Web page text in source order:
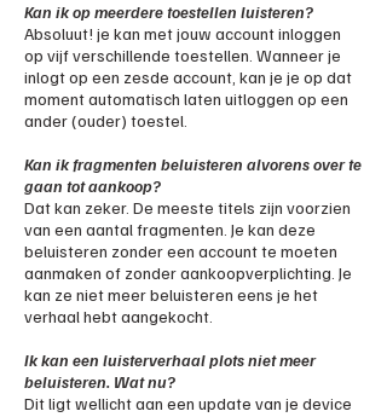
Kan ik op meerdere toestellen luisteren?
Absoluut! je kan met jouw account inloggen
op vijf verschillende toestellen. Wanneer je
inlogt op een zesde account, kan je je op dat
moment automatisch laten uitloggen op een
ander (ouder) toestel.
Kan ik fragmenten beluisteren alvorens over te
gaan tot aankoop?
Dat kan zeker. De meeste titels zijn voorzien
van een aantal fragmenten. Je kan deze
beluisteren zonder een account te moeten
aanmaken of zonder aankoopverplichting. Je
kan ze niet meer beluisteren eens je het
verhaal hebt aangekocht.
Ik kan een luisterverhaal plots niet meer
beluisteren. Wat nu?
Dit ligt wellicht aan een update van je device